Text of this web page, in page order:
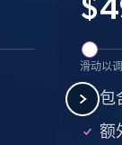
$
滑动以
包
额